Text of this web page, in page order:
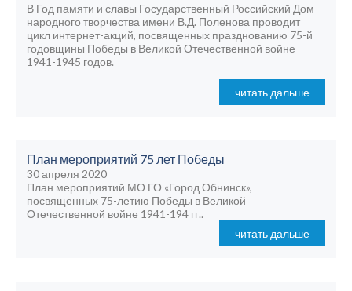
В Год памяти и славы Государственный Российский Дом
народного творчества имени В.Д. Поленова проводит
цикл интернет-акций, посвященных празднованию 75-й
годовщины Победы в Великой Отечественной войне
1941-1945 годов.
читать дальше
План мероприятий 75 лет Победы
30 апреля 2020
План мероприятий МО ГО «Город Обнинск»,
посвященных 75-летию Победы в Великой
Отечественной войне 1941-194 гг..
читать дальше